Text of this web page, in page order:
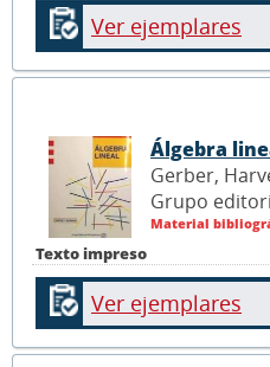
Ver ejemplares
Texto impreso
Álgebra
Gerber,
Grupo
Material
Ver ejemplares